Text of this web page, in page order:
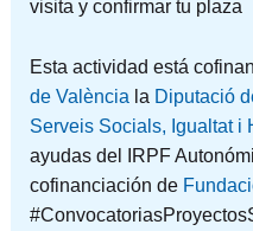
visita y confirmar tu plaza
Esta actividad está
de València la Diputació
Serveis Socials, Igualtat i
ayudas del IRPF
cofinanciación de